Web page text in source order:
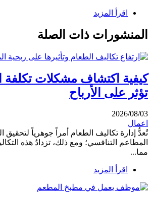
اقرأ المزيد
المنشورات ذات الصلة
كيفية اكتشاف مشكلات تكلفة
تؤثر على الأرباح
2026/08/03
اعمال
تُعدُّ إدارة تكاليف الطعام أمراً جوهرياً لتحقيق
المطاعم التنافسي؛ ومع ذلك، تزدادُ هذه
مما...
اقرأ المزيد